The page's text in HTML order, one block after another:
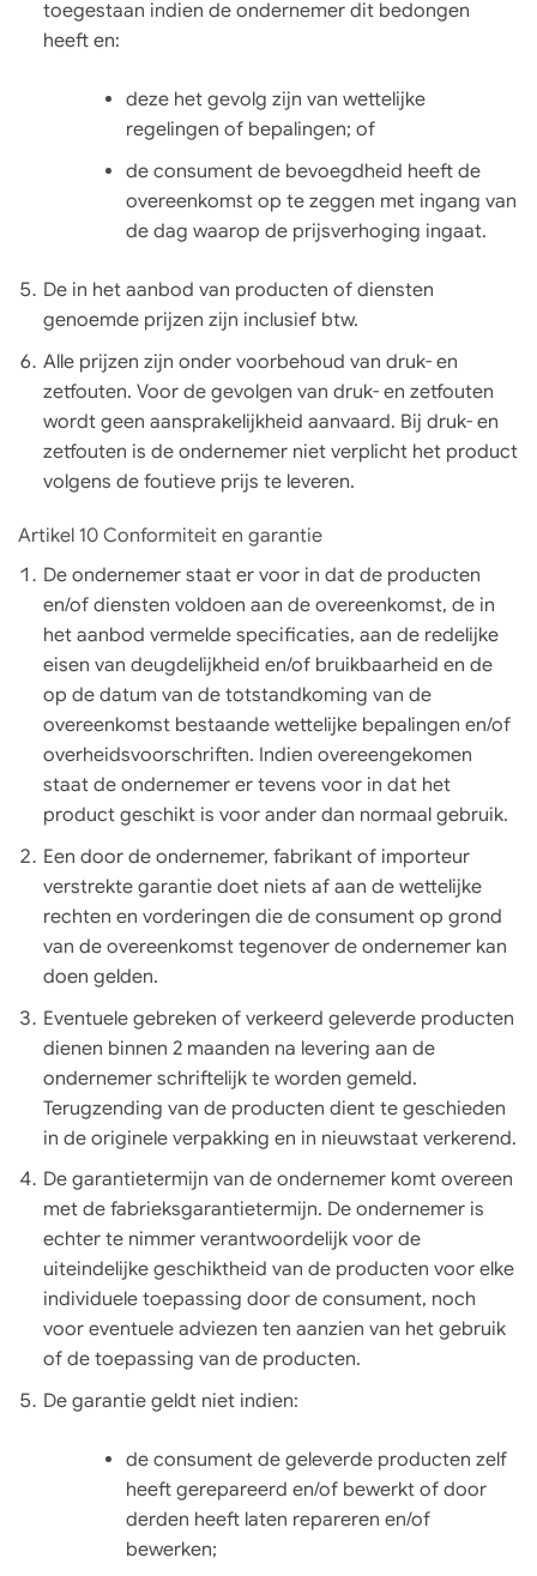
toegestaan indien de ondernemer dit bedongen
heeft en:
deze het gevolg zijn van wettelijke
regelingen of bepalingen; of
de consument de bevoegdheid heeft de
overeenkomst op te zeggen met ingang van
de dag waarop de prijsverhoging ingaat.
De in het aanbod van producten of diensten
genoemde prijzen zijn inclusief btw.
Alle prijzen zijn onder voorbehoud van druk- en
zetfouten. Voor de gevolgen van druk- en zetfouten
wordt geen aansprakelijkheid aanvaard. Bij druk- en
zetfouten is de ondernemer niet verplicht het product
volgens de foutieve prijs te leveren.
Artikel 10 Conformiteit en garantie
De ondernemer staat er voor in dat de producten
en/of diensten voldoen aan de overeenkomst, de in
het aanbod vermelde specificaties, aan de redelijke
eisen van deugdelijkheid en/of bruikbaarheid en de
op de datum van de totstandkoming van de
overeenkomst bestaande wettelijke bepalingen en/of
overheidsvoorschriften. Indien overeengekomen
staat de ondernemer er tevens voor in dat het
product geschikt is voor ander dan normaal gebruik.
Een door de ondernemer, fabrikant of importeur
verstrekte garantie doet niets af aan de wettelijke
rechten en vorderingen die de consument op grond
van de overeenkomst tegenover de ondernemer kan
doen gelden.
Eventuele gebreken of verkeerd geleverde producten
dienen binnen 2 maanden na levering aan de
ondernemer schriftelijk te worden gemeld.
Terugzending van de producten dient te geschieden
in de originele verpakking en in nieuwstaat verkerend.
De garantietermijn van de ondernemer komt overeen
met de fabrieksgarantietermijn. De ondernemer is
echter te nimmer verantwoordelijk voor de
uiteindelijke geschiktheid van de producten voor elke
individuele toepassing door de consument, noch
voor eventuele adviezen ten aanzien van het gebruik
of de toepassing van de producten.
De garantie geldt niet indien:
de consument de geleverde producten zelf
heeft gerepareerd en/of bewerkt of door
derden heeft laten repareren en/of
bewerken;